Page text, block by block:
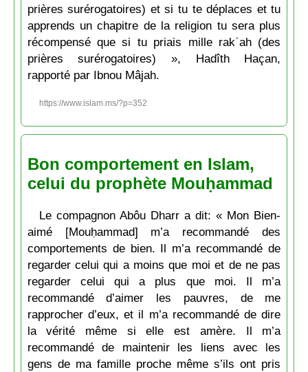
prières surérogatoires) et si tu te déplaces et tu
apprends un chapitre de la religion tu sera plus
récompensé que si tu priais mille rakʿah (des
prières surérogatoires) », Hadîth Haçan,
rapporté par Ibnou Mâjah.
https://www.islam.ms/?p=352
Bon comportement en Islam,
celui du prophète Mouḥammad
Le compagnon Abôu Dharr a dit: « Mon Bien-
aimé [Mouḥammad] m’a recommandé des
comportements de bien. Il m’a recommandé de
regarder celui qui a moins que moi et de ne pas
regarder celui qui a plus que moi. Il m’a
recommandé d’aimer les pauvres, de me
rapprocher d’eux, et il m’a recommandé de dire
la vérité même si elle est amère. Il m’a
recommandé de maintenir les liens avec les
gens de ma famille proche même s’ils ont pris